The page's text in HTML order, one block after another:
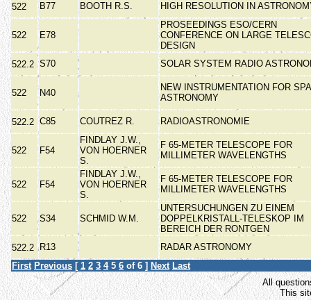
522 B77 BOOTH R.S. HIGH RESOLUTION IN
522 E78
PROSEEDINGS ESO/CERN
CONFERENCE ON LARGE
DESIGN
522.2 S70 SOLAR SYSTEM RADIO
522 N40
NEW INSTRUMENTATION FOR
ASTRONOMY
522.2 C85 COUTREZ R. RADIOASTRONOMIE
522 F54
FINDLAY J.W.,
VON HOERNER
S.
F 65-METER TELESCOPE FOR
MILLIMETER WAVELENGTHS
522 F54
FINDLAY J.W.,
VON HOERNER
S.
F 65-METER TELESCOPE FOR
MILLIMETER WAVELENGTHS
522 S34 SCHMID W.M.
UNTERSUCHUNGEN ZU EINEM
DOPPELKRISTALL-TELESKOP IM
BEREICH DER RONTGEN
522.2
R13
RADAR ASTRONOMY
First Previous [ 1 2 3 4 5 6 of 6 ] Next Last
All
This